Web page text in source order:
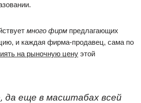
много фирм предлагающих
и каждая фирма-продавец, сама по
на рыночную цену этой
, да еще в масштабах всей